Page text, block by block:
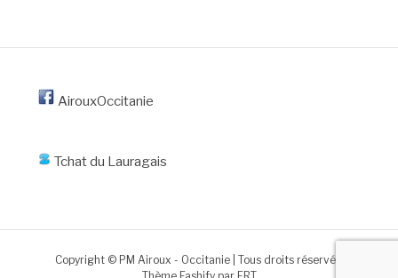
AirouxOccitanie
Tchat du Lauragais
Copyright © PM Airoux - Occitanie | Tous droits réservés.
Thème Fashify par FRT